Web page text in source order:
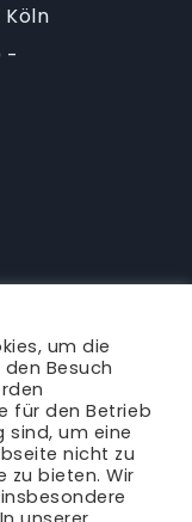
Köln
-
um die
Besuch
für den Betrieb
sind, um eine
nicht zu
zu bieten. Wir